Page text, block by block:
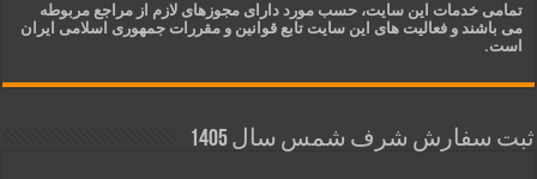
تمامی خدمات این سایت، حسب مورد دارای مجوزهای لازم از مراجع مربوطه
می باشند و فعالیت های این سایت تابع قوانین و مقررات جمهوری اسلامی ایران
است.
ثبت سفارش شرف شمس سال 1405